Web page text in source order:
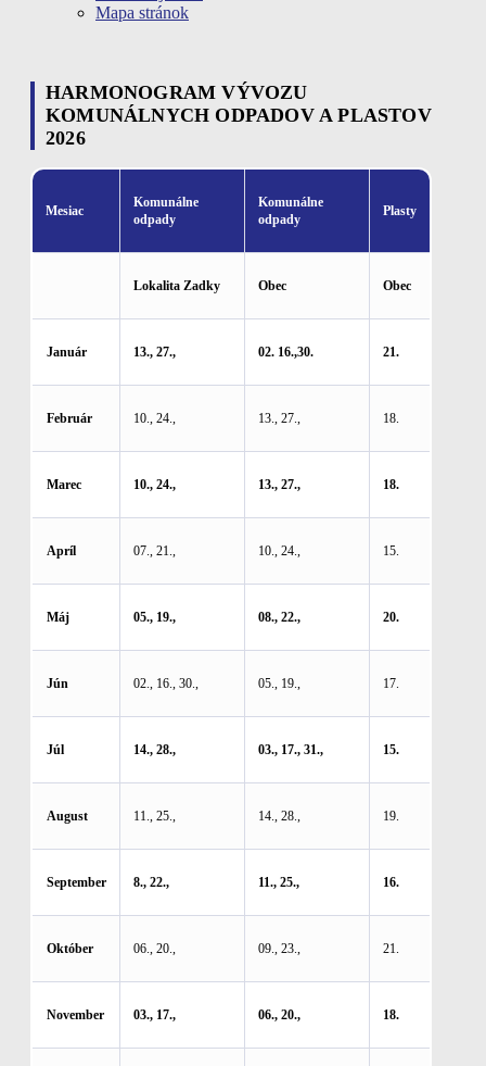
Mapa stránok
HARMONOGRAM VÝVOZU
KOMUNÁLNYCH ODPADOV A PLASTOV
2026
Mesiac
Komunálne
odpady
Komunálne
odpady
Plasty
Lokalita Zadky Obec Obec
Január 13., 27., 02. 16.,30. 21.
Február 10., 24., 13., 27., 18.
Marec 10., 24., 13., 27., 18.
Apríl 07., 21., 10., 24., 15.
Máj 05., 19., 08., 22., 20.
Jún 02., 16., 30., 05., 19., 17.
Júl 14., 28., 03., 17., 31., 15.
August 11., 25., 14., 28., 19.
September 8., 22., 11., 25., 16.
Október 06., 20., 09., 23., 21.
November 03., 17., 06., 20., 18.